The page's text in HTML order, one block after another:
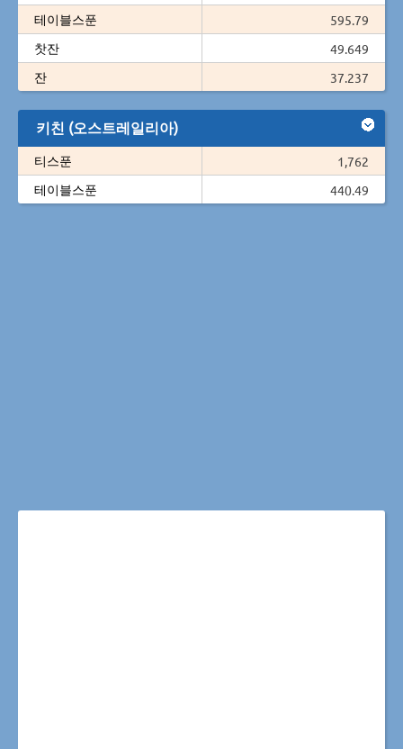
테이블스푼
595.79
찻잔
49.649
잔
37.237
키친 (오스트레일리아)
티스푼
1,762
테이블스푼
440.49